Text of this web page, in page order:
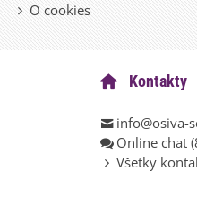
O cookies
Kontakty
info@osiva-
Online chat
Všetky